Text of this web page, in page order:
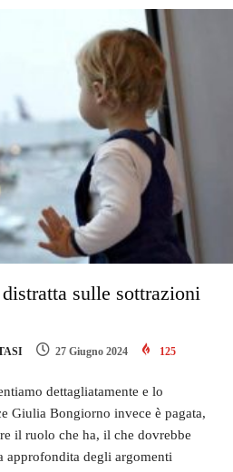
sulle sottrazioni
27 Giugno 2024 125
dettagliatamente e lo
Giulia Bongiorno invece è pagata,
il ruolo che ha, il che dovrebbe
approfondita degli argomenti